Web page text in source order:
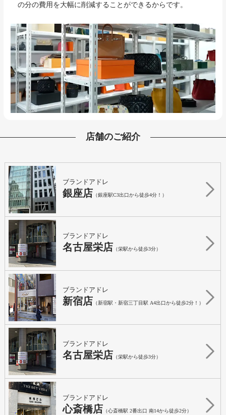
の分の費用を大幅に削減することができるからです。
店舗のご紹介
ブランドアドレ
銀座店 （銀座駅C3出口から徒歩4分！）
ブランドアドレ
名古屋栄店 （栄駅から徒歩3分）
ブランドアドレ
新宿店 （新宿駅・新宿三丁目駅 A4出口から徒歩2分！）
ブランドアドレ
名古屋栄店 （栄駅から徒歩3分）
ブランドアドレ
心斎橋店 （心斎橋駅 2番出口 南14から徒歩2分）